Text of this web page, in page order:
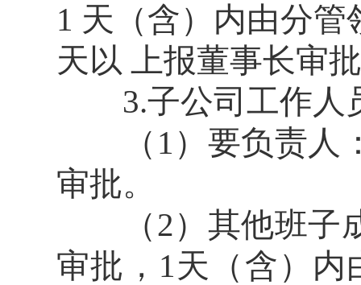
1 天（含）内由分
天以 上报董事长审
3.子公司工作人
（1）要负责人：
审批。
（2）其他班子成
审批，1天（含）